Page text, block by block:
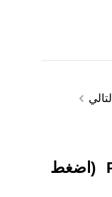
التالي navigate_next
الاصدارات السابقة PDF (اضغط